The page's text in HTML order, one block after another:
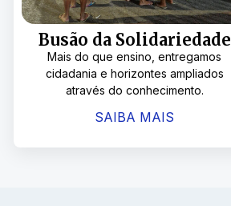
Busão da Solidariedade
Mais do que ensino, entregamos
cidadania e horizontes ampliados
através do conhecimento.
SAIBA MAIS